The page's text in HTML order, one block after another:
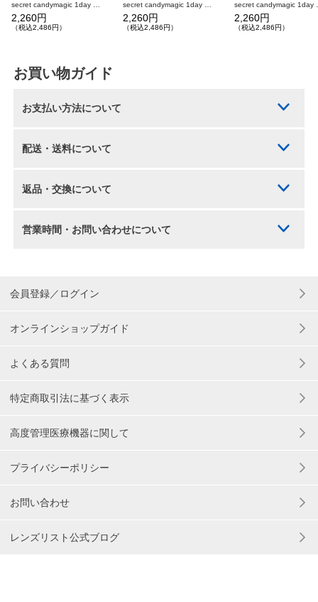
secret candymagic 1day ラメグレー 20枚入り シークレットキャンディーマジック カラコン
2,260円
（税込2,486円）
secret candymagic 1day ラメベージュ 20枚入り シークレットキャンディーマジック カラコン
2,260円
（税込2,486円）
secret
2,260円
（税込2,486円）
お買い物ガイド
お支払い方法について
配送・送料について
返品・交換について
営業時間・お問い合わせについて
会員登録／ログイン
オンラインショップガイド
よくある質問
特定商取引法に基づく表示
高度管理医療機器に関して
プライバシーポリシー
お問い合わせ
レンズリスト公式ブログ